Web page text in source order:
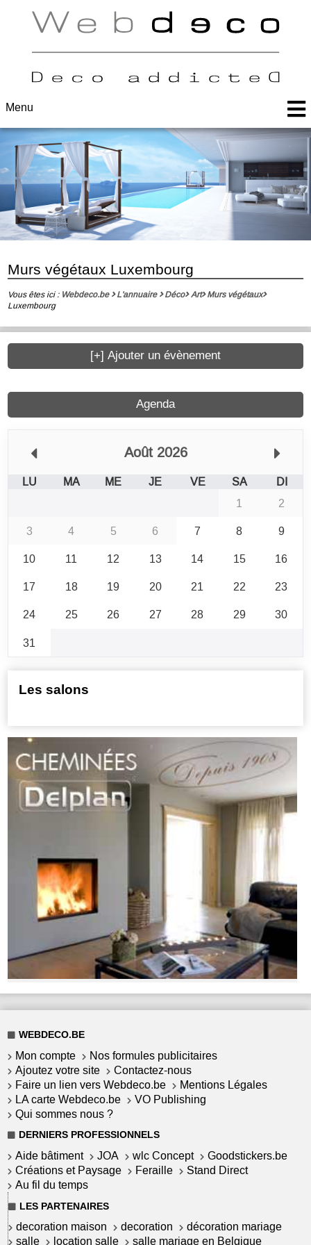
Menu
Murs végétaux Luxembourg
Vous êtes ici : Webdeco.be L'annuaire Déco Art Murs végétaux
Luxembourg
Agenda
Août 2026
LU MA ME JE VE SA
DI
1
2
3
4 5 6 7 8
9
10
11 12 13 14 15
16
17
18 19 20 21 22
23
24
25 26 27 28 29
30
31
[+] Ajouter un évènement
Les salons
WEBDECO.BE
Mon compte
Nos formules publicitaires
Ajoutez votre site
Contactez-nous
Faire un lien vers Webdeco.be
Mentions Légales
LA carte Webdeco.be
VO Publishing
Qui sommes nous ?
DERNIERS PROFESSIONNELS
Aide bâtiment JOA wlc Concept
Goodstickers.be
Créations et Paysage
Feraille
Stand Direct
Au fil du temps
LES PARTENAIRES
decoration maison decoration
décoration mariage
salle
location salle salle mariage en Belgique